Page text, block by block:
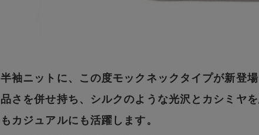
半袖ニットに、この度モックネックタイプが新登
品さを併せ持ち、シルクのような光沢とカシミヤ
もカジュアルにも活躍します。